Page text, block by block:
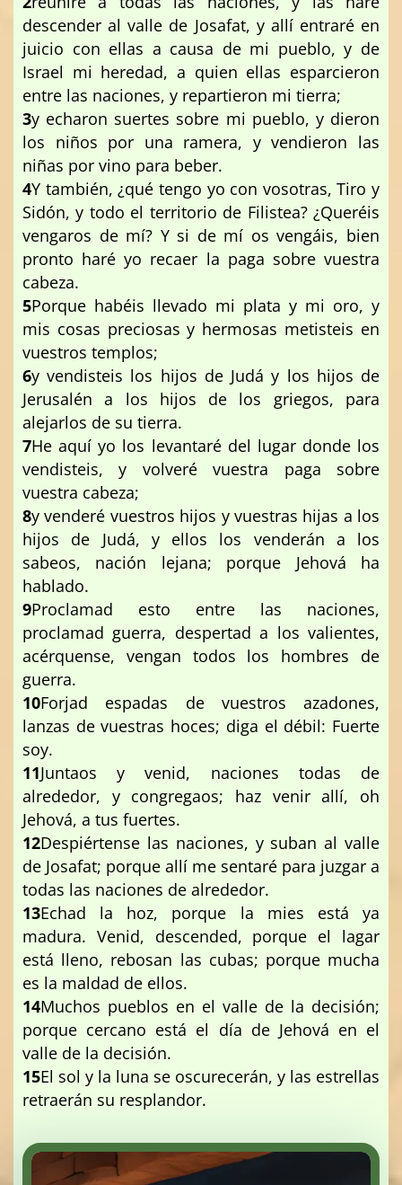
descender al valle de Josafat, y allí entraré en
juicio con ellas a causa de mi pueblo, y de
Israel mi heredad, a quien ellas esparcieron
entre las naciones, y repartieron mi tierra;
3y echaron suertes sobre mi pueblo, y dieron
los niños por una ramera, y vendieron las
niñas por vino para beber.
4Y también, ¿qué tengo yo con vosotras, Tiro y
Sidón, y todo el territorio de Filistea? ¿Queréis
vengaros de mí? Y si de mí os vengáis, bien
pronto haré yo recaer la paga sobre vuestra
cabeza.
5Porque habéis llevado mi plata y mi oro, y
mis cosas preciosas y hermosas metisteis en
vuestros templos;
6y vendisteis los hijos de Judá y los hijos de
Jerusalén a los hijos de los griegos, para
alejarlos de su tierra.
7He aquí yo los levantaré del lugar donde los
vendisteis, y volveré vuestra paga sobre
vuestra cabeza;
8y venderé vuestros hijos y vuestras hijas a los
hijos de Judá, y ellos los venderán a los
sabeos, nación lejana; porque Jehová ha
hablado.
9Proclamad esto entre las naciones,
proclamad guerra, despertad a los valientes,
acérquense, vengan todos los hombres de
guerra.
10Forjad espadas de vuestros azadones,
lanzas de vuestras hoces; diga el débil: Fuerte
soy.
11Juntaos y venid, naciones todas de
alrededor, y congregaos; haz venir allí, oh
Jehová, a tus fuertes.
12Despiértense las naciones, y suban al valle
de Josafat; porque allí me sentaré para juzgar a
todas las naciones de alrededor.
13Echad la hoz, porque la mies está ya
madura. Venid, descended, porque el lagar
está lleno, rebosan las cubas; porque mucha
es la maldad de ellos.
14Muchos pueblos en el valle de la decisión;
porque cercano está el día de Jehová en el
valle de la decisión.
15El sol y la luna se oscurecerán, y las estrellas
retraerán su resplandor.